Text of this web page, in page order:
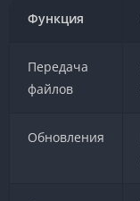
Функция
Передача
файлов
Обновления